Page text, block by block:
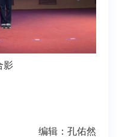
影
编辑：孔佑然